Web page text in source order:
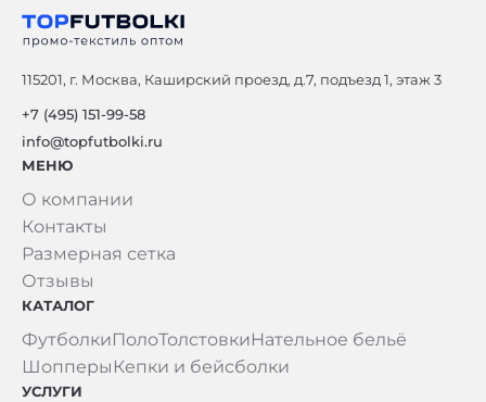
115201, г. Москва, Каширский проезд, д.7, подъезд 1, этаж 3
+7 (495) 151-99-58
info@topfutbolki.ru
МЕНЮ
О компании
Контакты
Размерная сетка
Отзывы
КАТАЛОГ
ФутболкиПолоТолстовкиНательное бельё
Шопперы Кепки и бейсболки
УСЛУГИ